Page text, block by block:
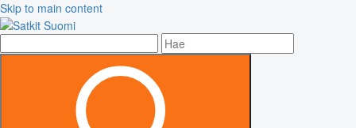
Skip to main content